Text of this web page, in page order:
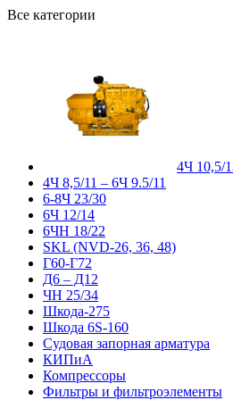
Все категории
4Ч 10,5/
4Ч 8,5/11 – 6Ч 9.5/11
6-8Ч 23/30
6Ч 12/14
6ЧН 18/22
SKL (NVD-26, 36, 48)
Г60-Г72
Д6 – Д12
ЧН 25/34
Шкода-275
Шкода 6S-160
Судовая запорная арматура
КИПиА
Компрессоры
Фильтры и фильтроэлементы